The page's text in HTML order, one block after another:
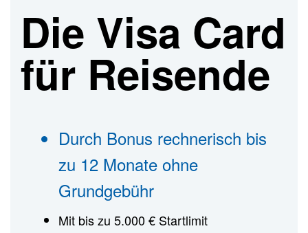
Die Visa Card
für Reisende
Durch Bonus rechnerisch bis
zu 12 Monate ohne
Grundgebühr
Mit bis zu 5.000 € Startlimit